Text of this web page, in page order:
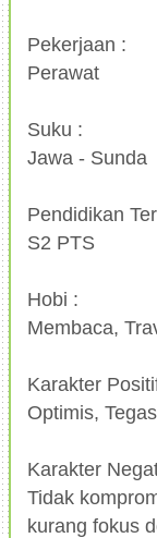
Pekerjaan :
Perawat
Suku :
Jawa - Sunda
Pendidikan
S2 PTS
Hobi :
Membaca,
Karakter
Optimis,
Karakter
Tidak
kurang fokus